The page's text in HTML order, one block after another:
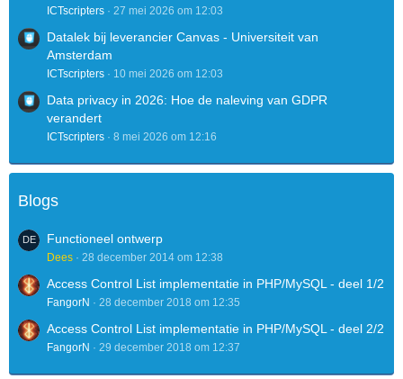
ICTscripters 27 mei 2026 om 12:03
Datalek bij leverancier Canvas - Universiteit van
Amsterdam
ICTscripters 10 mei 2026 om 12:03
Data privacy in 2026: Hoe de naleving van GDPR
verandert
ICTscripters 8 mei 2026 om 12:16
Blogs
Functioneel ontwerp
Dees 28 december 2014 om 12:38
Access Control List implementatie in PHP/MySQL - deel 1/2
FangorN 28 december 2018 om 12:35
Access Control List implementatie in PHP/MySQL - deel 2/2
FangorN 29 december 2018 om 12:37